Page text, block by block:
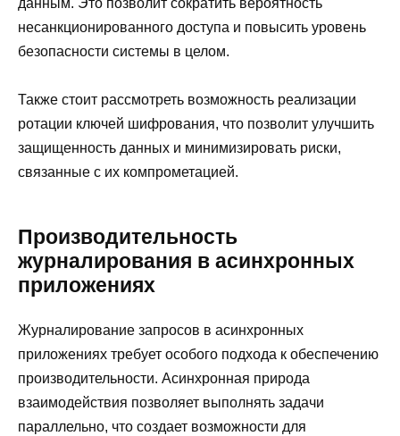
данным. Это позволит сократить вероятность
несанкционированного доступа и повысить уровень
безопасности системы в целом.
Также стоит рассмотреть возможность реализации
ротации ключей шифрования, что позволит улучшить
защищенность данных и минимизировать риски,
связанные с их компрометацией.
Производительность
журналирования в асинхронных
приложениях
Журналирование запросов в асинхронных
приложениях требует особого подхода к обеспечению
производительности. Асинхронная природа
взаимодействия позволяет выполнять задачи
параллельно, что создает возможности для